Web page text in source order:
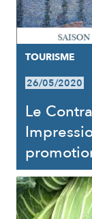
TOURISME
26/05/2020
Le